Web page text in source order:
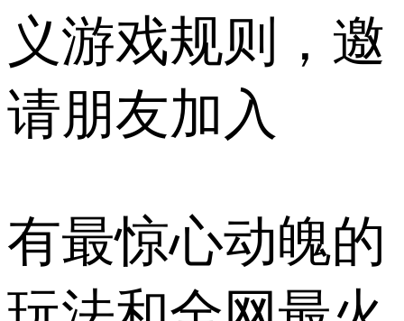
义游戏规则，邀
请朋友加入
有最惊心动魄的